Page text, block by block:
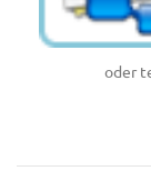
oder